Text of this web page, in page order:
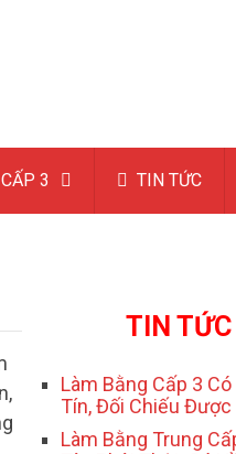
3 TIN TỨC
TIN TỨC
Làm Bằng Cấp 3
Tín, Đối Chiếu Được
Làm Bằng Trung